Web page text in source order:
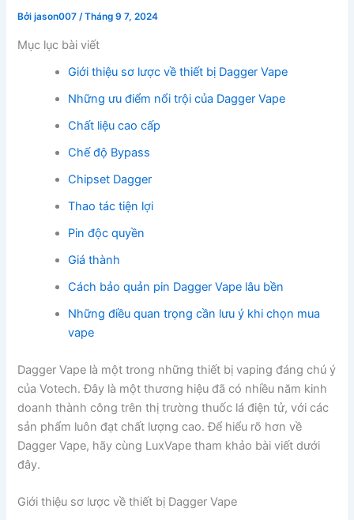
Bởijason007/Tháng 9 7, 2024
Mục lục bài viết
Giới thiệu sơ lược về thiết bị Dagger Vape
Những ưu điểm nổi trội của Dagger Vape
Chất liệu cao cấp
Chế độ Bypass
Chipset Dagger
Thao tác tiện lợi
Pin độc quyền
Giá thành
Cách bảo quản pin Dagger Vape lâu bền
Những điều quan trọng cần lưu ý khi chọn mua
vape
Dagger Vape là một trong những thiết bị vaping đáng chú ý
của Votech. Đây là một thương hiệu đã có nhiều năm kinh
doanh thành công trên thị trường thuốc lá điện tử, với các
sản phẩm luôn đạt chất lượng cao. Để hiểu rõ hơn về
Dagger Vape, hãy cùng LuxVape tham khảo bài viết dưới
đây.
Giới thiệu sơ lược về thiết bị Dagger Vape